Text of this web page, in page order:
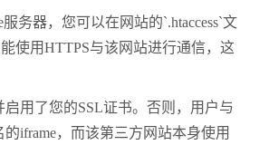
服务器，您可以在网站的`.htaccess`文
使用HTTPS与该网站进行通信，这
启用了您的SSL证书。否则，用户与
的iframe，而该第三方网站本身使用